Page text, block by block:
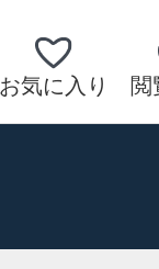
お気に入り 閲